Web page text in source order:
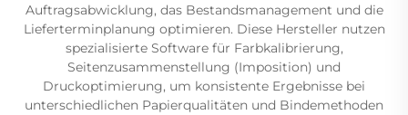
Auftragsabwicklung, das Bestandsmanagement und die
Lieferterminplanung optimieren. Diese Hersteller nutzen
spezialisierte Software für Farbkalibrierung,
Seitenzusammenstellung (Imposition) und
Druckoptimierung, um konsistente Ergebnisse bei
unterschiedlichen Papierqualitäten und Bindemethoden